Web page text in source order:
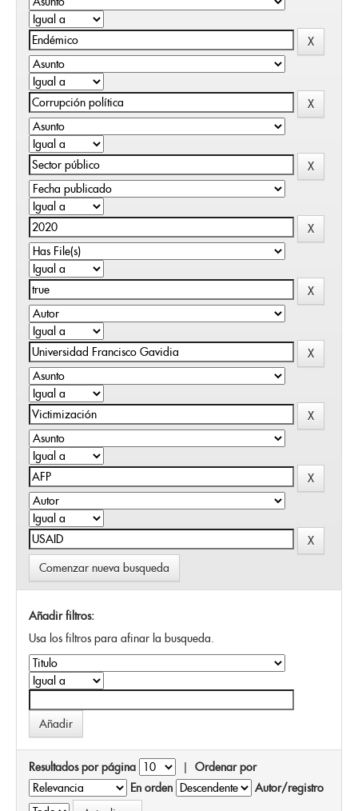
Comenzar nueva busqueda
Añadir filtros:
Usa los filtros para afinar la busqueda.
Resultados por página | Ordenar por
En orden
Autor/registro